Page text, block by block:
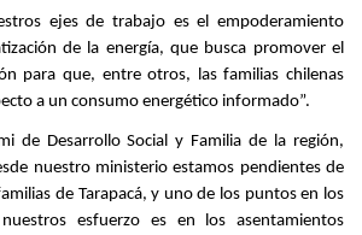
ejes de trabajo es el empoderamiento
de la energía, que busca promover el
para que, entre otros, las familias chilenas
a un consumo energético informado”.
de Desarrollo Social y Familia de la región,
nuestro ministerio estamos pendientes de
de Tarapacá, y uno de los puntos en los
esfuerzo es en los asentamientos